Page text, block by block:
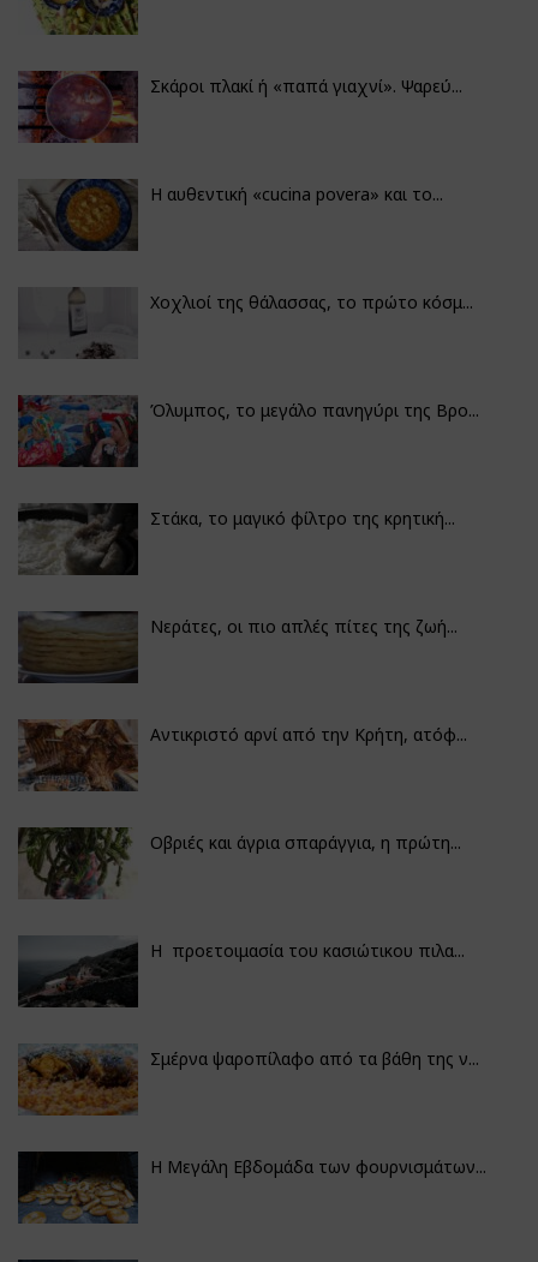
Σκάροι πλακί ή «παπά γιαχνί». Ψαρεύ...
Η αυθεντική «cucina povera» και το...
Χοχλιοί της θάλασσας, το πρώτο κόσμ...
Όλυμπος, το μεγάλο πανηγύρι της Βρο...
Στάκα, το μαγικό φίλτρο της κρητική...
Νεράτες, οι πιο απλές πίτες της ζωή...
Αντικριστό αρνί από την Κρήτη, ατόφ...
Οβριές και άγρια σπαράγγια, η πρώτη...
Η προετοιμασία του κασιώτικου πιλα...
Σμέρνα ψαροπίλαφο από τα βάθη της ν...
Η Μεγάλη Εβδομάδα των φουρνισμάτων...